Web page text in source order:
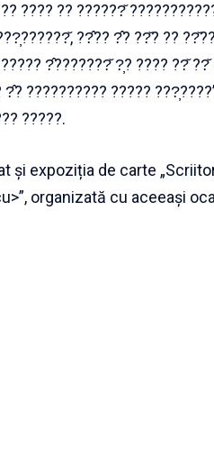
???? ?? ??????̆
??̂?? ?̂? ??̆? ??
?̂???????̆ ?̦? ???? ??̆
?????????? ?????
?????.
și expoziția de carte
organizată cu aceeași